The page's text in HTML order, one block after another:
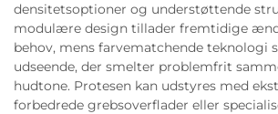
densitetsoptioner og understøttende
modulære design tillader fremtidige
behov, mens farvematchende teknologi
udseende, der smelter problemfrit
hudtone. Protesen kan udstyres med
forbedrede grebsoverflader eller